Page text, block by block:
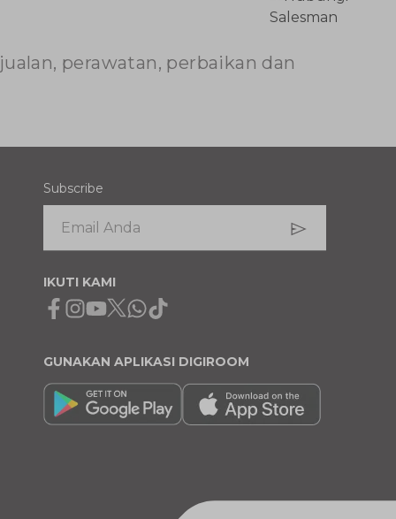
perawatan, perbaikan dan
Subscribe
IKUTI KAMI
Facebook
Instagram
Youtube
X Whatsapp
Tiktok
GUNAKAN APLIKASI DIGIROOM